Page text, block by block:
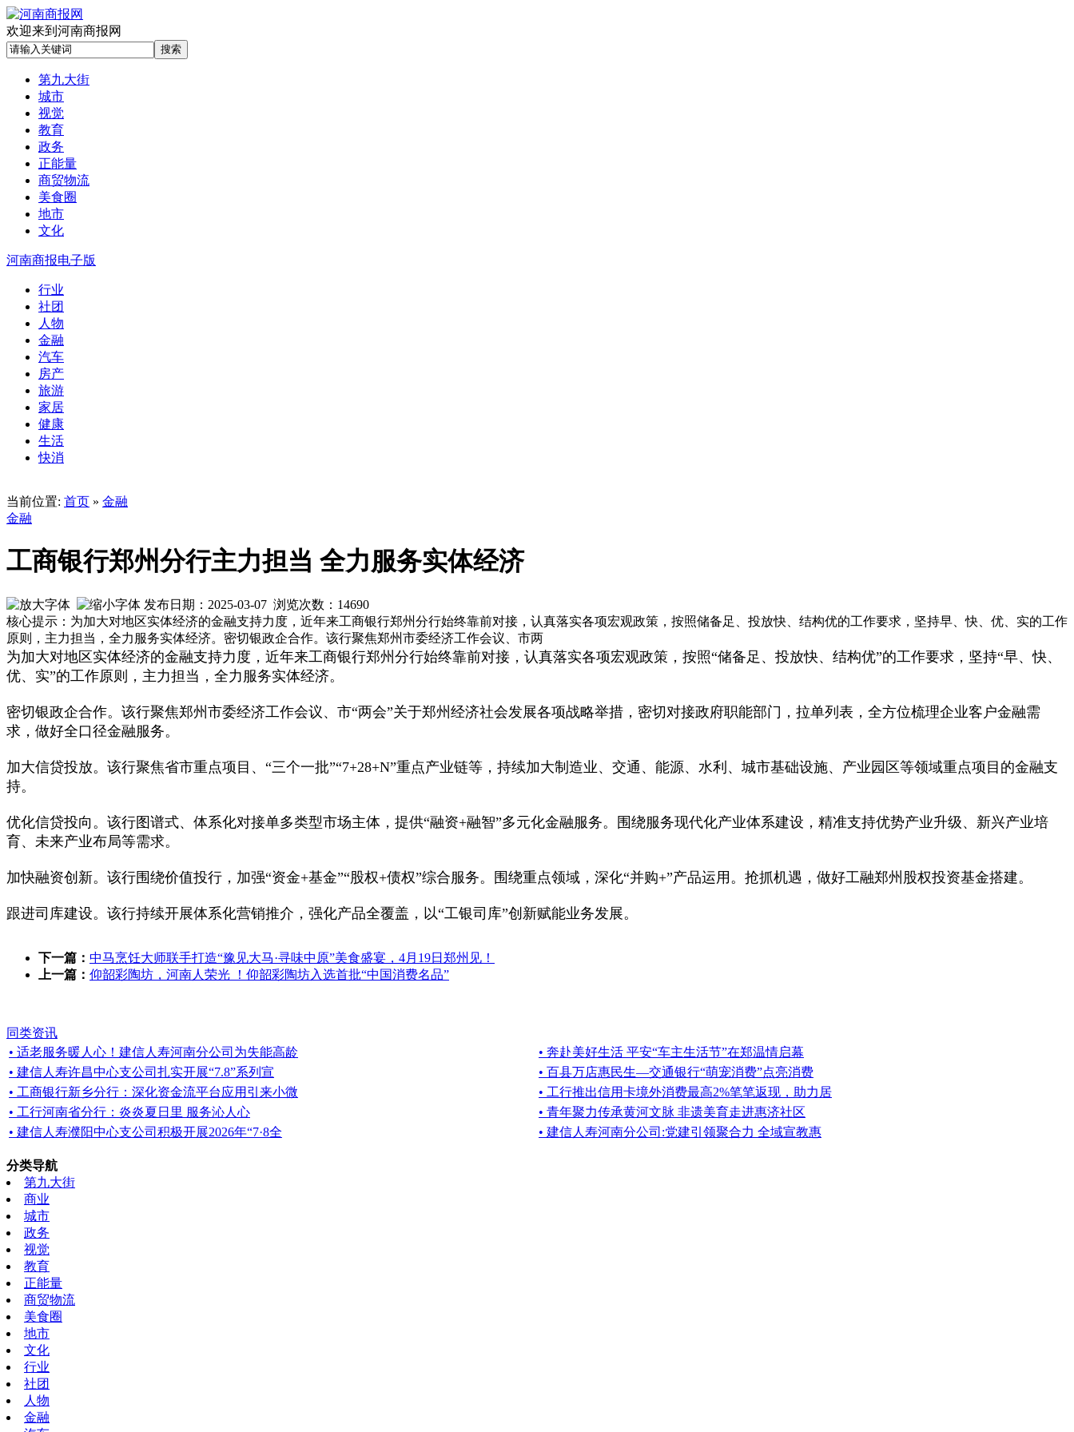
欢迎来到河南商报网
第九大街
城市
视觉
教育
政务
正能量
商贸物流
美食圈
地市
文化
河南商报电子版
行业
社团
人物
金融
汽车
房产
旅游
家居
健康
生活
快消
当前位置: 首页 » 金融
金融
工商银行郑州分行主力担当 全力服务实体经济
发布日期：2025-03-07 浏览次数： 14690
核心提示：为加大对地区实体经济的金融支持力度，近年来工商银行郑州分行始终靠前对接，认真落实各项宏观政策，按照储备足、投放快、结构优的工作要求，坚持早、快、优、实的工作
原则，主力担当，全力服务实体经济。密切银政企合作。该行聚焦郑州市委经济工作会议、市两
为加大对地区实体经济的金融支持力度，近年来工商银行郑州分行始终靠前对接，认真落实各项宏观政策，按照“储备足、投放快、结构优”的工作要求，坚持“早、快、
优、实”的工作原则，主力担当，全力服务实体经济。
密切银政企合作。该行聚焦郑州市委经济工作会议、市“两会”关于郑州经济社会发展各项战略举措，密切对接政府职能部门，拉单列表，全方位梳理企业客户金融需
求，做好全口径金融服务。
加大信贷投放。该行聚焦省市重点项目、“三个一批”“7+28+N”重点产业链等，持续加大制造业、交通、能源、水利、城市基础设施、产业园区等领域重点项目的金融支
持。
优化信贷投向。该行图谱式、体系化对接单多类型市场主体，提供“融资+融智”多元化金融服务。围绕服务现代化产业体系建设，精准支持优势产业升级、新兴产业培
育、未来产业布局等需求。
加快融资创新。该行围绕价值投行，加强“资金+基金”“股权+债权”综合服务。围绕重点领域，深化“并购+”产品运用。抢抓机遇，做好工融郑州股权投资基金搭建。
跟进司库建设。该行持续开展体系化营销推介，强化产品全覆盖，以“工银司库”创新赋能业务发展。
下一篇： 中马烹饪大师联手打造“豫见大马·寻味中原”美食盛宴，4月19日郑州见！
上一篇： 仰韶彩陶坊，河南人荣光 ！仰韶彩陶坊入选首批“中国消费名品”
同类资讯
• 适老服务暖人心！建信人寿河南分公司为失能高龄
• 奔赴美好生活 平安“车主生活节”在郑温情启幕
• 建信人寿许昌中心支公司扎实开展“7.8”系列宣
• 百县万店惠民生—交通银行“萌宠消费”点亮消费
• 工商银行新乡分行：深化资金流平台应用引来小微
• 工行推出信用卡境外消费最高2%笔笔返现，助力居
• 工行河南省分行：炎炎夏日里 服务沁人心
• 青年聚力传承黄河文脉 非遗美育走进惠济社区
• 建信人寿濮阳中心支公司积极开展2026年“7·8全
• 建信人寿河南分公司:党建引领聚合力 全域宣教惠
分类导航
第九大街
商业
城市
政务
视觉
教育
正能量
商贸物流
美食圈
地市
文化
行业
社团
人物
金融